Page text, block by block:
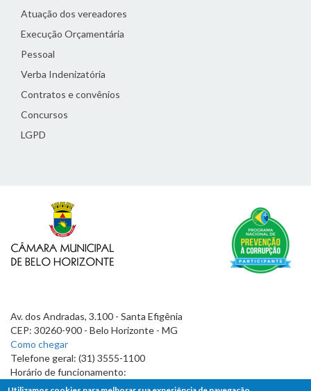
Atuação dos vereadores
Execução Orçamentária
Pessoal
Verba Indenizatória
Contratos e convênios
Concursos
LGPD
Av. dos Andradas, 3.100 - Santa Efigênia
CEP: 30260-900 - Belo Horizonte - MG
Como chegar
Telefone geral: (31) 3555-1100
Horário de funcionamento:
7h às 19h